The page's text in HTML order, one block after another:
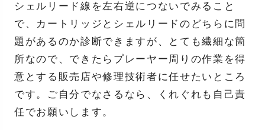
シェルリード線を左右逆につないでみること
で、カートリッジとシェルリードのどちらに問
題があるのか診断できますが、とても繊細な箇
所なので、できたらプレーヤー周りの作業を得
意とする販売店や修理技術者に任せたいところ
です。ご自分でなさるなら、くれぐれも自己責
任でお願いします。